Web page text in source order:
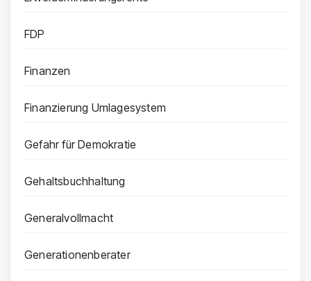
FDP
Finanzen
Finanzierung Umlagesystem
Gefahr für Demokratie
Gehaltsbuchhaltung
Generalvollmacht
Generationenberater